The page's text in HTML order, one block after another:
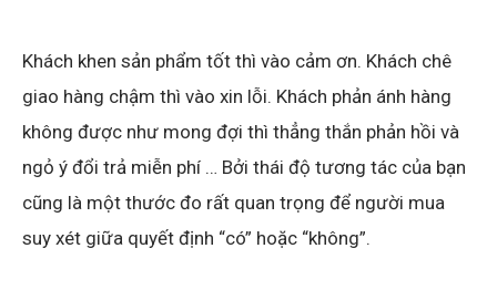
Khách khen sản phẩm tốt thì vào cảm ơn. Khách chê
giao hàng chậm thì vào xin lỗi. Khách phản ánh hàng
không được như mong đợi thì thẳng thắn phản hồi và
ngỏ ý đổi trả miễn phí … Bởi thái độ tương tác của bạn
cũng là một thước đo rất quan trọng để người mua
suy xét giữa quyết định “có” hoặc “không”.